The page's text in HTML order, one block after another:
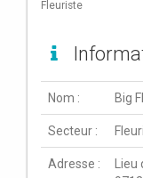
Fleuriste
Nom : Big
Secteur :
Adresse :
Lieu